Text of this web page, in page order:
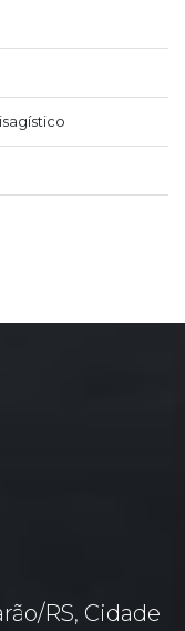
RS, Cidade